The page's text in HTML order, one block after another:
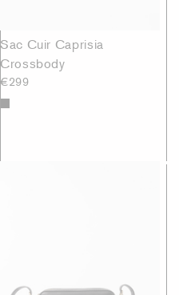
Sac Cuir Caprisia
Crossbody
€299